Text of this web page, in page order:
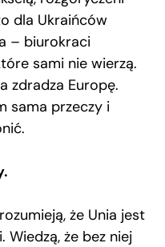
dla Ukraińców
– biurokraci
sami nie wierzą.
zdradza Europę.
sama przeczy i
że Unia jest
że bez niej